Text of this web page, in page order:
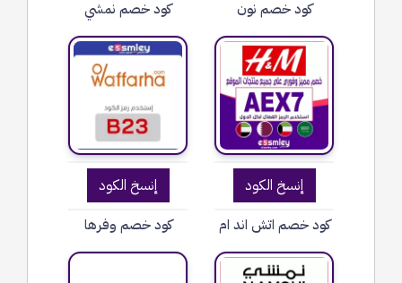
كود خصم نون كود خصم نمشي
إنسخ الكود
كود خصم اتش اند ام
إنسخ الكود
كود خصم وفرها